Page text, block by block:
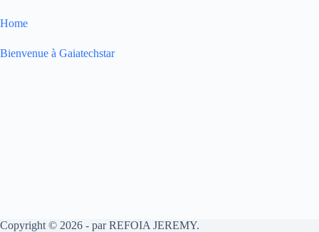
Home
Bienvenue à Gaiatechstar
Copyright © 2026 - par REFOIA JEREMY.